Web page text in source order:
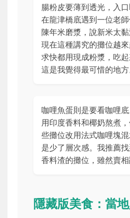
腸粉皮要薄到透光，入
在龍津橋底遇到一位老
陳年米磨漿，說新米太
現在這種講究的攤位越
求快都用現成粉漿，吃
這是我覺得最可惜的地方
咖哩魚蛋則是要看咖哩
用印度香料和椰奶熬煮
些攤位改用法式咖哩塊
是少了層次感。我推薦
香料渣的攤位，雖然賣相
隱藏版美食：當